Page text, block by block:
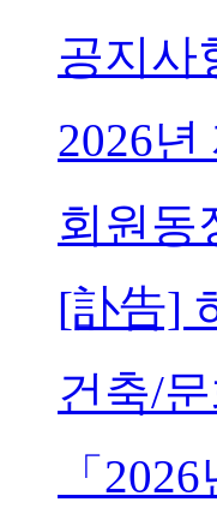
공지사
2026
회원동
[訃告]
건축/
「